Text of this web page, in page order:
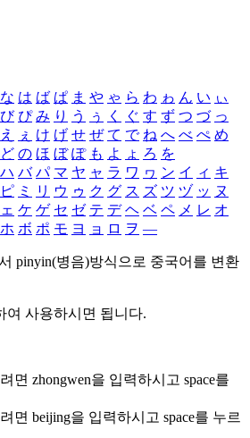
な は ば ぱ ま や ゃ ら わ ゎ ん い ぃ
び ぴ み り う ぅ く ぐ す ず つ づ っ
え ぇ け げ せ ぜ て で ね へ べ ぺ め
ど の ほ ぼ ぽ も よ ょ ろ を
ハ バ パ マ ヤ ャ ラ ワ ヮ ン イ ィ キ
ピ ミ リ ウ ゥ ク グ ス ズ ツ ヅ ッ ヌ
ェ ケ ゲ セ ゼ テ デ ヘ ベ ペ メ レ オ
ホ ボ ポ モ ヨ ョ ロ ヲ ―
pinyin(병음)방식으로 중국어를 변환
여 사용하시면 됩니다.
면 zhongwen을 입력하시고 space를
면 beijing을 입력하시고 space를 누르